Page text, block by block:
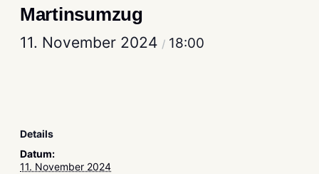
Martinsumzug
11. November 2024 / 18:00
Details
Datum:
11. November 2024